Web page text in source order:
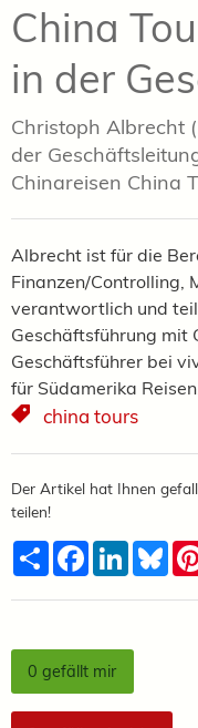
China
in der
Christoph Albrecht
der
Chinareisen China
Albrecht ist für die
Finanzen/Controlling,
verantwortlich und
Geschäftsführung mit
Geschäftsführer bei
für Südamerika
china tours
Der Artikel hat Ihnen
teilen!
TeilenFacebook
LinkedIn
0 gefällt mir